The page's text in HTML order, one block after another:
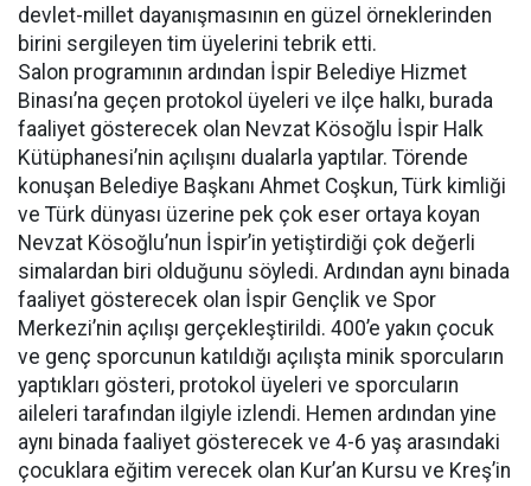
devlet-millet dayanışmasının en güzel örneklerinden
birini sergileyen tim üyelerini tebrik etti.
Salon programının ardından İspir Belediye Hizmet
Binası’na geçen protokol üyeleri ve ilçe halkı, burada
faaliyet gösterecek olan Nevzat Kösoğlu İspir Halk
Kütüphanesi’nin açılışını dualarla yaptılar. Törende
konuşan Belediye Başkanı Ahmet Coşkun, Türk kimliği
ve Türk dünyası üzerine pek çok eser ortaya koyan
Nevzat Kösoğlu’nun İspir’in yetiştirdiği çok değerli
simalardan biri olduğunu söyledi. Ardından aynı binada
faaliyet gösterecek olan İspir Gençlik ve Spor
Merkezi’nin açılışı gerçekleştirildi. 400’e yakın çocuk
ve genç sporcunun katıldığı açılışta minik sporcuların
yaptıkları gösteri, protokol üyeleri ve sporcuların
aileleri tarafından ilgiyle izlendi. Hemen ardından yine
aynı binada faaliyet gösterecek ve 4-6 yaş arasındaki
çocuklara eğitim verecek olan Kur’an Kursu ve Kreş’in